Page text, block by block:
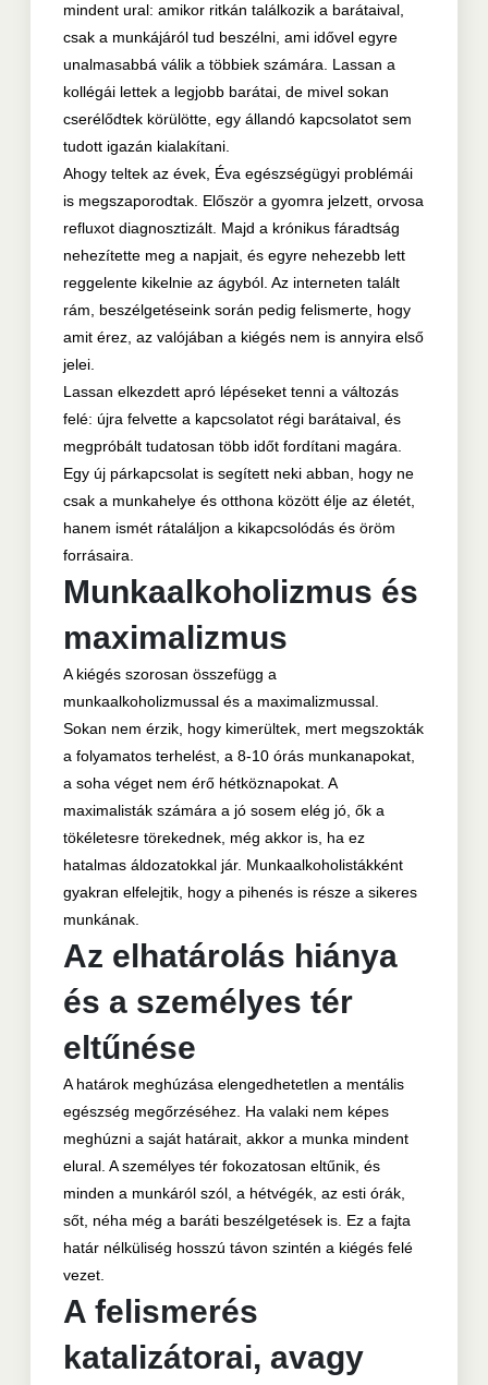
mindent ural: amikor ritkán találkozik a barátaival,
csak a munkájáról tud beszélni, ami idővel egyre
unalmasabbá válik a többiek számára. Lassan a
kollégái lettek a legjobb barátai, de mivel sokan
cserélődtek körülötte, egy állandó kapcsolatot sem
tudott igazán kialakítani.
Ahogy teltek az évek, Éva egészségügyi problémái
is megszaporodtak. Először a gyomra jelzett, orvosa
refluxot diagnosztizált. Majd a krónikus fáradtság
nehezítette meg a napjait, és egyre nehezebb lett
reggelente kikelnie az ágyból. Az interneten talált
rám, beszélgetéseink során pedig felismerte, hogy
amit érez, az valójában a kiégés nem is annyira első
jelei.
Lassan elkezdett apró lépéseket tenni a változás
felé: újra felvette a kapcsolatot régi barátaival, és
megpróbált tudatosan több időt fordítani magára.
Egy új párkapcsolat is segített neki abban, hogy ne
csak a munkahelye és otthona között élje az életét,
hanem ismét rátaláljon a kikapcsolódás és öröm
forrásaira.
Munkaalkoholizmus és
maximalizmus
A kiégés szorosan összefügg a
munkaalkoholizmussal és a maximalizmussal.
Sokan nem érzik, hogy kimerültek, mert megszokták
a folyamatos terhelést, a 8-10 órás munkanapokat,
a soha véget nem érő hétköznapokat. A
maximalisták számára a jó sosem elég jó, ők a
tökéletesre törekednek, még akkor is, ha ez
hatalmas áldozatokkal jár. Munkaalkoholistákként
gyakran elfelejtik, hogy a pihenés is része a sikeres
munkának.
Az elhatárolás hiánya
és a személyes tér
eltűnése
A határok meghúzása elengedhetetlen a mentális
egészség megőrzéséhez. Ha valaki nem képes
meghúzni a saját határait, akkor a munka mindent
elural. A személyes tér fokozatosan eltűnik, és
minden a munkáról szól, a hétvégék, az esti órák,
sőt, néha még a baráti beszélgetések is. Ez a fajta
határ nélküliség hosszú távon szintén a kiégés felé
vezet.
A felismerés
katalizátorai, avagy